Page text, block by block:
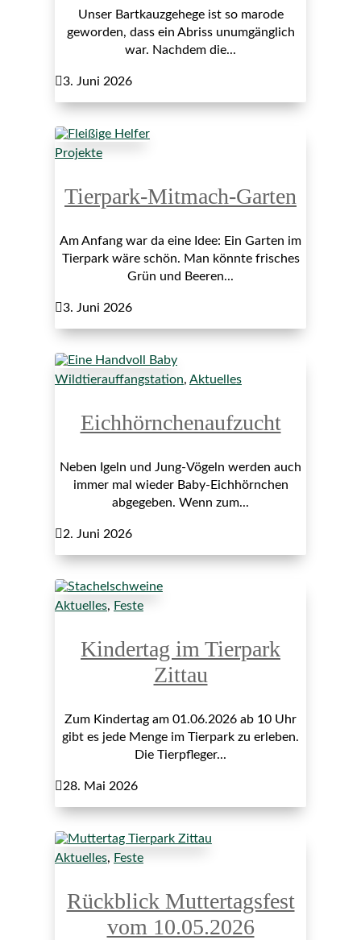
Unser Bartkauzgehege ist so marode
geworden, dass ein Abriss unumgänglich
war. Nachdem die...
3. Juni 2026
Projekte
Tierpark-Mitmach-Garten
Am Anfang war da eine Idee: Ein Garten im
Tierpark wäre schön. Man könnte frisches
Grün und Beeren...
3. Juni 2026
Wildtierauffangstation, Aktuelles
Eichhörnchenaufzucht
Neben Igeln und Jung-Vögeln werden auch
immer mal wieder Baby-Eichhörnchen
abgegeben. Wenn zum...
2. Juni 2026
Aktuelles, Feste
Kindertag im Tierpark
Zittau
Zum Kindertag am 01.06.2026 ab 10 Uhr
gibt es jede Menge im Tierpark zu erleben.
Die Tierpfleger...
28. Mai 2026
Aktuelles, Feste
Rückblick Muttertagsfest
vom 10.05.2026